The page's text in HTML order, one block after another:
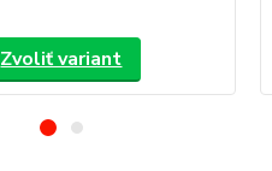
Zvoliť variant